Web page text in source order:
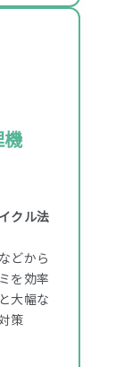
クル法
どから
を効率
大幅な
策